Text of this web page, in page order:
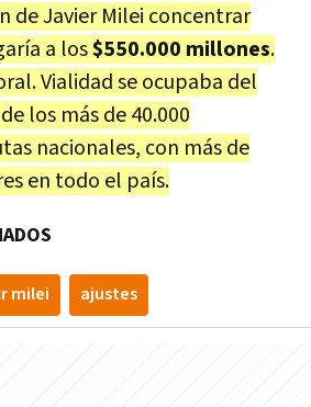
de Javier Milei concentrar
a los$550.000 millones.
Vialidad se ocupaba del
los más de 40.000
nacionales, con más de
en todo el país.
milei ajustes